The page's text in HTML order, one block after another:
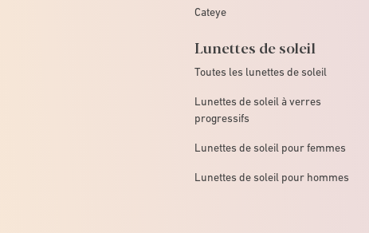
Cateye
Lunettes de soleil
Toutes les lunettes de soleil
Lunettes de soleil à verres
progressifs
Lunettes de soleil pour femmes
Lunettes de soleil pour hommes